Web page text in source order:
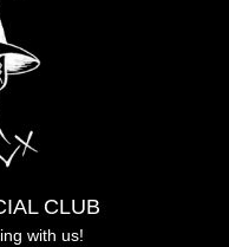
CLUB
with us!